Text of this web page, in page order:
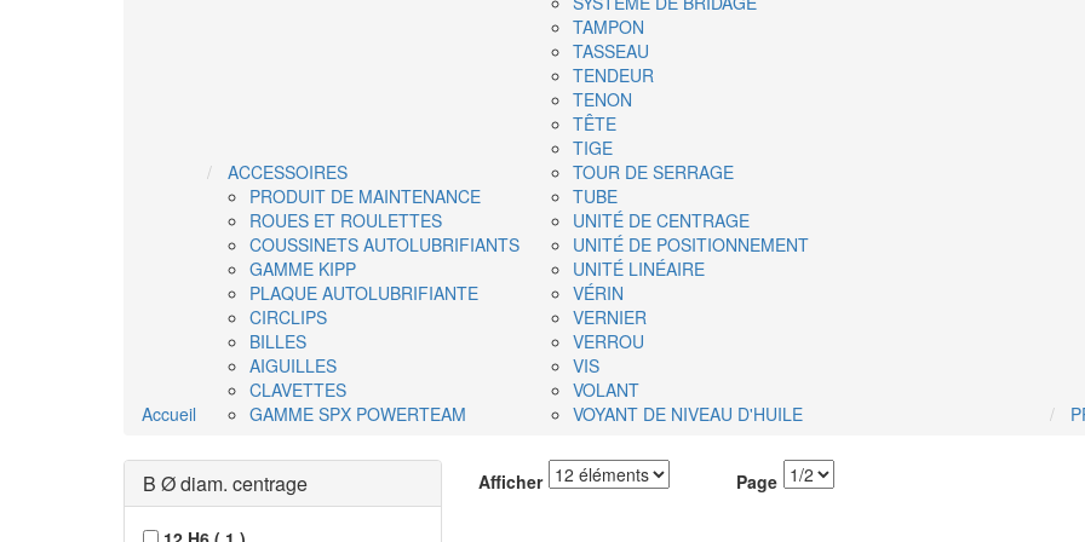
Accueil
ACCESSOIRES
PRODUIT DE MAINTENANCE
ROUES ET ROULETTES
COUSSINETS AUTOLUBRIFIANTS
GAMME KIPP
PLAQUE AUTOLUBRIFIANTE
CIRCLIPS
BILLES
AIGUILLES
CLAVETTES
GAMME SPX POWERTEAM
TAMPON
TASSEAU
TENDEUR
TENON
TÊTE
TIGE
TOUR DE SERRAGE
TUBE
UNITÉ DE CENTRAGE
UNITÉ DE POSITIONNEMENT
UNITÉ LINÉAIRE
VÉRIN
VERNIER
VERROU
VIS
VOLANT
VOYANT DE NIVEAU D'HUILE
B Ø diam. centrage Afficher
Page